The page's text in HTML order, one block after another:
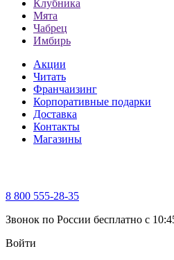
Клубника
Мята
Чабрец
Имбирь
Акции
Читать
Франчаизинг
Корпоративные подарки
Доставка
Контакты
Магазины
8 800 555-28-35
Звонок по России бесплатно c
Войти